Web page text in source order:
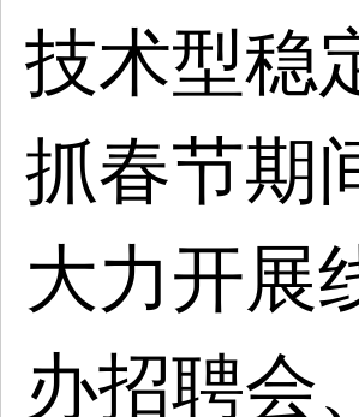
技术型稳
抓春节期
大力开展
办招聘会